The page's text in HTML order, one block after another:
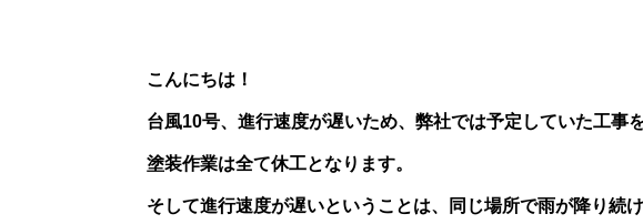
こんにちは！
台風10号、進行速度が遅いため、弊社では予定していた工事
塗装作業は全て休工となります。
そして進行速度が遅いということは、 同じ場所で雨が降り続